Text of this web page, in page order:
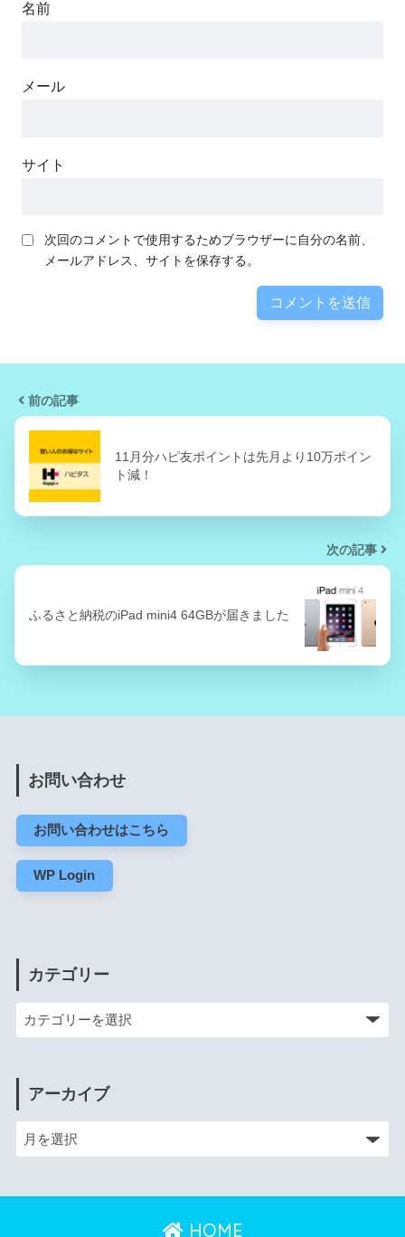
名前
メール
サイト
次回のコメントで使用するためブラウザーに自分の名前、
メールアドレス、サイトを保存する。
前の記事
11月分ハピ友ポイントは先月より10万ポイン
ト減！
次の記事
ふるさと納税のiPad mini4 64GBが届きました
お問い合わせ
お問い合わせはこちら
WP Login
カテゴリー
アーカイブ
HOME